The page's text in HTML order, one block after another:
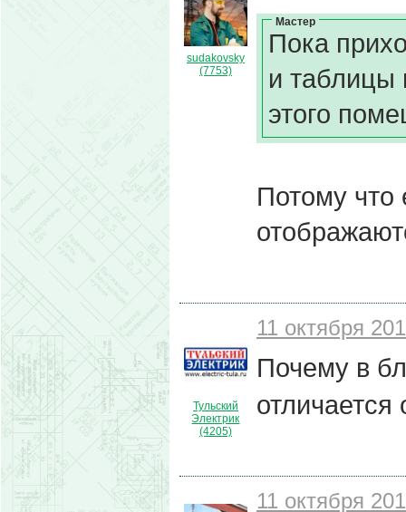
sudakovsky
(7753)
Мастер
Пока
и таблицы
этого
Потому
Тульский
Электрик
(4205)
11 октября
Почему в
11 октября